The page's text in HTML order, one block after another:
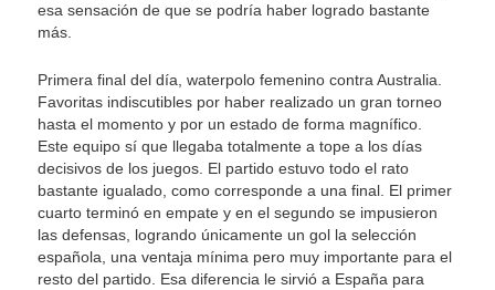
esa sensación de que se podría haber logrado bastante
más.
Primera final del día, waterpolo femenino contra Australia.
Favoritas indiscutibles por haber realizado un gran torneo
hasta el momento y por un estado de forma magnífico.
Este equipo sí que llegaba totalmente a tope a los días
decisivos de los juegos. El partido estuvo todo el rato
bastante igualado, como corresponde a una final. El primer
cuarto terminó en empate y en el segundo se impusieron
las defensas, logrando únicamente un gol la selección
española, una ventaja mínima pero muy importante para el
resto del partido. Esa diferencia le sirvió a España para